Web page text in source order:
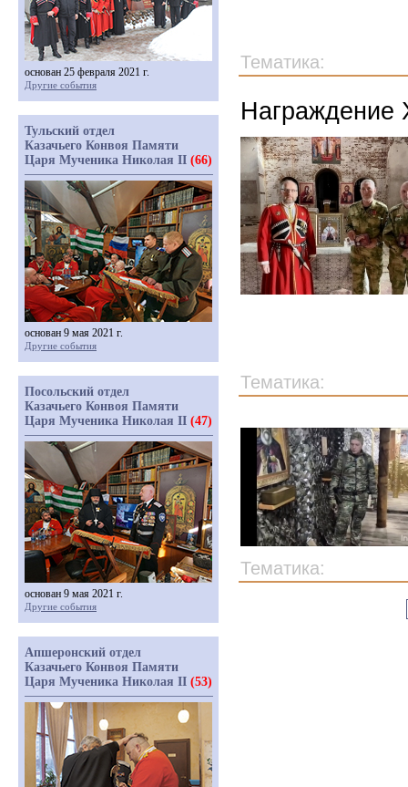
Тематика:
Награждение
Тематика:
Тематика:
основан 25 февраля 2021 г.
Другие события
Тульский отдел
Казачьего Конвоя Памяти
Царя Мученика Николая II (66)
основан 9 мая 2021 г.
Другие события
Посольский отдел
Казачьего Конвоя Памяти
Царя Мученика Николая II (47)
основан 9 мая 2021 г.
Другие события
Апшеронский отдел
Казачьего Конвоя Памяти
Царя Мученика Николая II (53)